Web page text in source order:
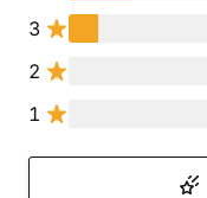
3
2
1